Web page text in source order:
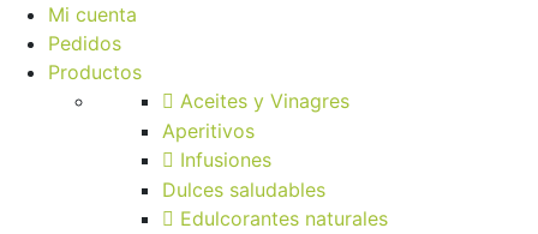
Mi cuenta
Pedidos
Productos
Aceites y Vinagres
Aperitivos
Infusiones
Dulces saludables
Edulcorantes naturales